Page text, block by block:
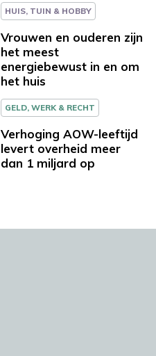
HUIS, TUIN & HOBBY
Vrouwen en ouderen zijn
het meest
energiebewust in en om
het huis
GELD, WERK & RECHT
Verhoging AOW-leeftijd
levert overheid meer
dan 1 miljard op